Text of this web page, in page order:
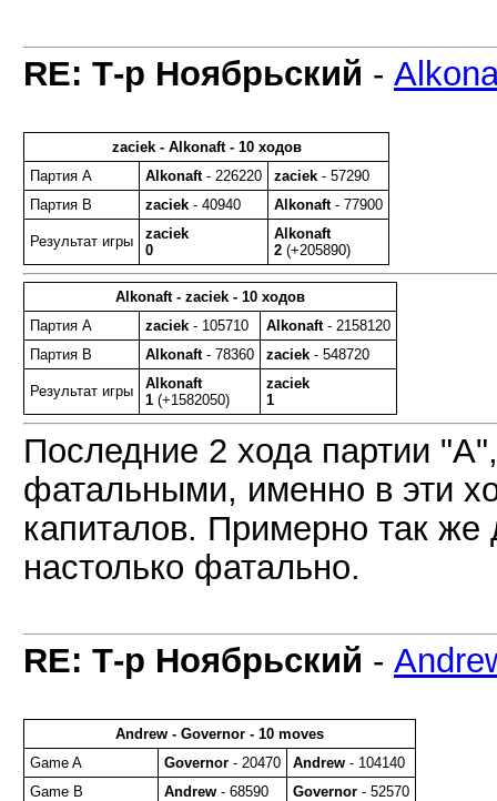
RE: Т-р Ноябрьский -
zaciek - Alkonaft - 10 ходов
Партия A
Alkonaft- 226220 zaciek - 57290
Партия B
zaciek - 40940 Alkonaft- 77900
Результат игры
zaciek
0
Alkonaft
2 (+205890)
Alkonaft - zaciek - 10 ходов
Партия A
zaciek - 105710 Alkonaft- 2158120
Партия B
Alkonaft- 78360 zaciek - 548720
Результат игры
Alkonaft
1 (+1582050)
zaciek
1
Последние 2 хода партии
фатальными, именно в эти
капиталов. Примерно так
настолько фатально.
RE: Т-р Ноябрьский -
Andrew - Governor - 10 moves
Game A
Governor - 20470 Andrew - 104140
Game B
Andrew - 68590 Governor - 52570